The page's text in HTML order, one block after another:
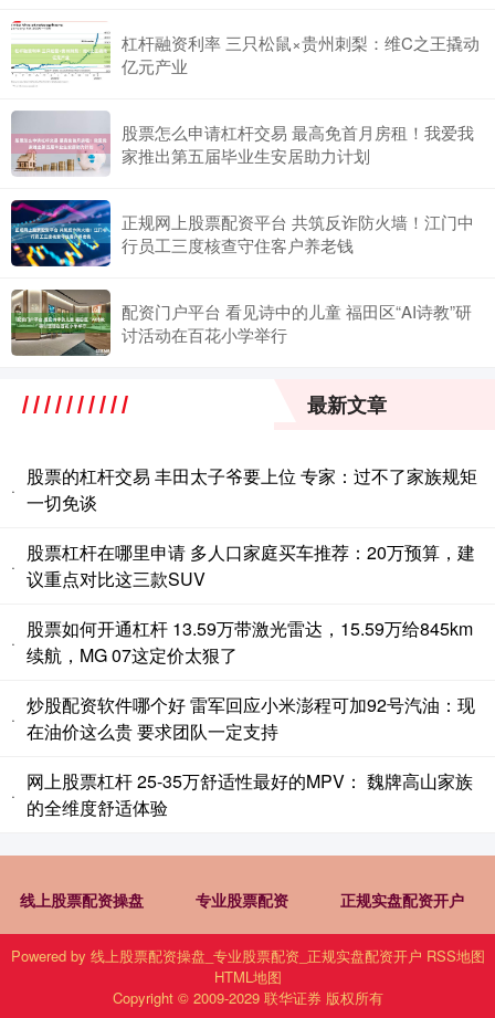
杠杆融资利率 三只松鼠×贵州刺梨：维C之王撬动
亿元产业
股票怎么申请杠杆交易 最高免首月房租！我爱我
家推出第五届毕业生安居助力计划
正规网上股票配资平台 共筑反诈防火墙！江门中
行员工三度核查守住客户养老钱
配资门户平台 看见诗中的儿童 福田区“AI诗教”研
讨活动在百花小学举行
最新文章
·
股票的杠杆交易 丰田太子爷要上位 专家：过不了家族规矩
一切免谈
·
股票杠杆在哪里申请 多人口家庭买车推荐：20万预算，建
议重点对比这三款SUV
·
股票如何开通杠杆 13.59万带激光雷达，15.59万给845km
续航，MG 07这定价太狠了
·
炒股配资软件哪个好 雷军回应小米澎程可加92号汽油：现
在油价这么贵 要求团队一定支持
·
网上股票杠杆 25-35万舒适性最好的MPV： 魏牌高山家族
的全维度舒适体验
线上股票配资操盘 专业股票配资 正规实盘配资开户
Powered by 线上股票配资操盘_专业股票配资_正规实盘配资开户 RSS地图
HTML地图
Copyright © 2009-2029 联华证券 版权所有